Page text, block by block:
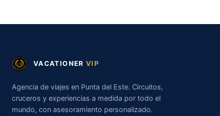
VACATIONER VIP
Agencia de viajes en Punta del Este. Circuitos,
cruceros y experiencias a medida por todo el
mundo, con asesoramiento personalizado.